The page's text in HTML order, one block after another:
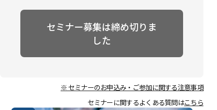
セミナー募集は締め切りま
した
※ セミナーのお申込み・ご参加に関する注意事項
セミナーに関するよくある質問はこちら